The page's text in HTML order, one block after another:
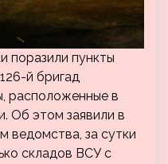
поразили пункты
й бригад
расположенные в
Об этом заявили в
за сутки
складов ВСУ с